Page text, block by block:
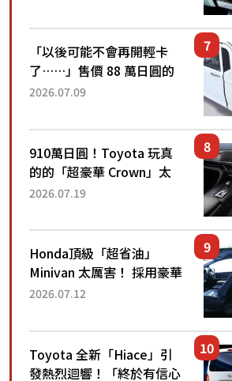
高階「Super Sport」車款
相同的...
「以後可能不會再開輕卡
了……」售價 88 萬日圓的
「超迷你輕型貨車」引發兩
100 公里！」「免驗車真的
太棒了！...
2026.07.09
910萬日圓！Toyota 玩真
的的「超豪華 Crown」太
厲害了！採用由「匠人技
運動化「底盤設定」！還配
備專屬豪華...
2026.07.19
Honda頂級「超省油」
Minivan 太厲害！ 採用豪華
「真皮座椅」與專屬「黑色
公里，兼具優異節能表現與
舒適「三...
2026.07.12
Toyota 全新「Hiace」引
發熱烈迴響！「終於有信心